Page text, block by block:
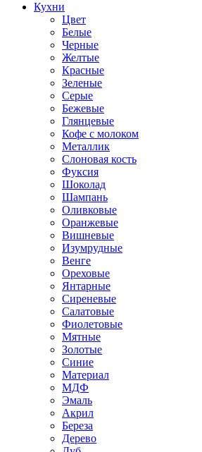
Кухни
Цвет
Белые
Черные
Желтые
Красные
Зеленые
Серые
Бежевые
Глянцевые
Кофе с молоком
Металлик
Слоновая кость
Фуксия
Шоколад
Шампань
Оливковые
Оранжевые
Вишневые
Изумрудные
Венге
Ореховые
Янтарные
Сиреневые
Салатовые
Фиолетовые
Мятные
Золотые
Синие
Материал
МДФ
Эмаль
Акрил
Береза
Дерево